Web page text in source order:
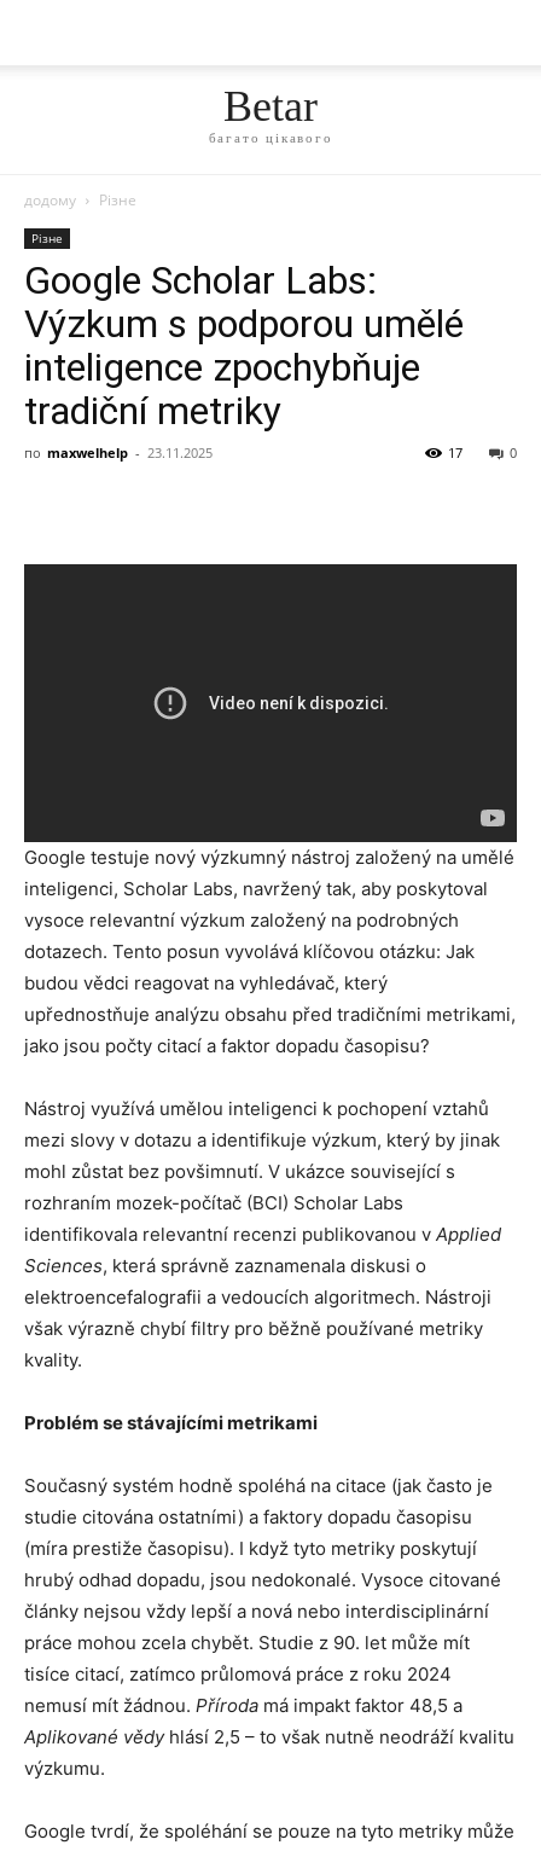
Betar
багато цікавого
додому Різне
Різне
Google Scholar Labs:
Výzkum s podporou umělé
inteligence zpochybňuje
tradiční metriky
по maxwelhelp - 23.11.2025 0
17
Google testuje nový výzkumný nástroj založený na umělé
inteligenci, Scholar Labs, navržený tak, aby poskytoval
vysoce relevantní výzkum založený na podrobných
dotazech. Tento posun vyvolává klíčovou otázku: Jak
budou vědci reagovat na vyhledávač, který
upřednostňuje analýzu obsahu před tradičními metrikami,
jako jsou počty citací a faktor dopadu časopisu?
Nástroj využívá umělou inteligenci k pochopení vztahů
mezi slovy v dotazu a identifikuje výzkum, který by jinak
mohl zůstat bez povšimnutí. V ukázce související s
rozhraním mozek-počítač (BCI) Scholar Labs
identifikovala relevantní recenzi publikovanou v Applied
Sciences, která správně zaznamenala diskusi o
elektroencefalografii a vedoucích algoritmech. Nástroji
však výrazně chybí filtry pro běžně používané metriky
kvality.
Problém se stávajícími metrikami
Současný systém hodně spoléhá na citace (jak často je
studie citována ostatními) a faktory dopadu časopisu
(míra prestiže časopisu). I když tyto metriky poskytují
hrubý odhad dopadu, jsou nedokonalé. Vysoce citované
články nejsou vždy lepší a nová nebo interdisciplinární
práce mohou zcela chybět. Studie z 90. let může mít
tisíce citací, zatímco průlomová práce z roku 2024
nemusí mít žádnou. Příroda má impakt faktor 48,5 a
Aplikované vědyhlásí 2,5 – to však nutně neodráží kvalitu
výzkumu.
Google tvrdí, že spoléhání se pouze na tyto metriky může